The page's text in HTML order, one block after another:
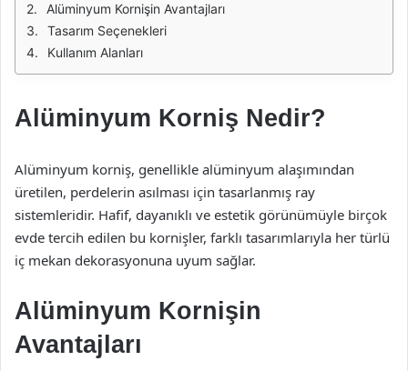
Alüminyum Kornişin Avantajları
Tasarım Seçenekleri
Kullanım Alanları
Alüminyum Korniş Nedir?
Alüminyum korniş, genellikle alüminyum alaşımından
üretilen, perdelerin asılması için tasarlanmış ray
sistemleridir. Hafif, dayanıklı ve estetik görünümüyle birçok
evde tercih edilen bu kornişler, farklı tasarımlarıyla her türlü
iç mekan dekorasyonuna uyum sağlar.
Alüminyum Kornişin
Avantajları